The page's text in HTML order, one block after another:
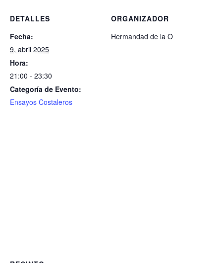
DETALLES
Fecha:
9, abril 2025
Hora:
21:00 - 23:30
Categoría de Evento:
Ensayos Costaleros
ORGANIZADOR
Hermandad de la O